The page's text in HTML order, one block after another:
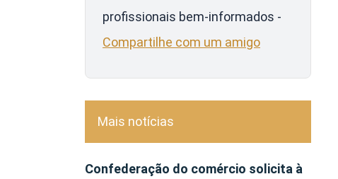
profissionais bem-informados -
Compartilhe com um amigo
Mais notícias
Confederação do comércio solicita à